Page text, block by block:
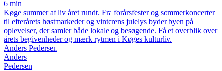
6 min
Køge summer af liv året rundt. Fra forårsfester og sommerkoncerter
til efterårets høstmarkeder og vinterens julelys byder byen på
oplevelser, der samler både lokale og besøgende. Få et overblik over
årets begivenheder og mærk rytmen i Køges kulturliv.
Anders Pedersen
Anders
Pedersen